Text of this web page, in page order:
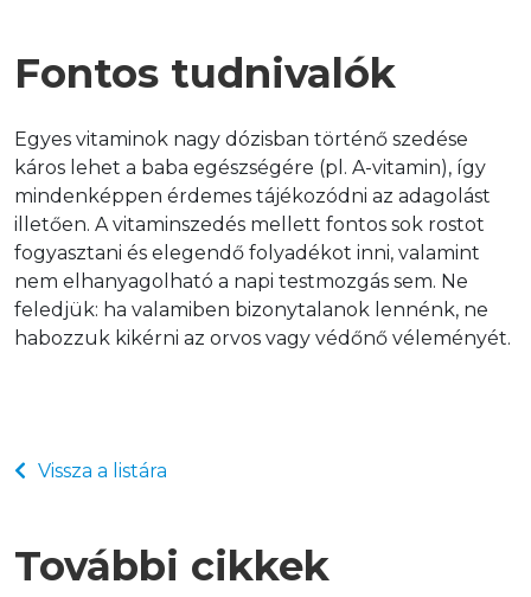
Fontos tudnivalók
Egyes vitaminok nagy dózisban történő szedése
káros lehet a baba egészségére (pl. A-vitamin), így
mindenképpen érdemes tájékozódni az adagolást
illetően. A vitaminszedés mellett fontos sok rostot
fogyasztani és elegendő folyadékot inni, valamint
nem elhanyagolható a napi testmozgás sem. Ne
feledjük: ha valamiben bizonytalanok lennénk, ne
habozzuk kikérni az orvos vagy védőnő véleményét.
Vissza a listára
További cikkek